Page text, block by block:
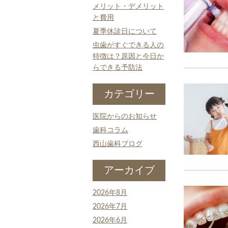
メリット・デメリット
と費用
夏季休診日について
虫歯がすぐできる人の
特徴は？原因と今日か
らできる予防法
カテゴリー
医院からのお知らせ
歯科コラム
西山歯科ブログ
アーカイブ
2026年8月
2026年7月
2026年6月